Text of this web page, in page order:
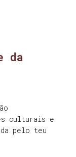
da
culturais e
pelo teu